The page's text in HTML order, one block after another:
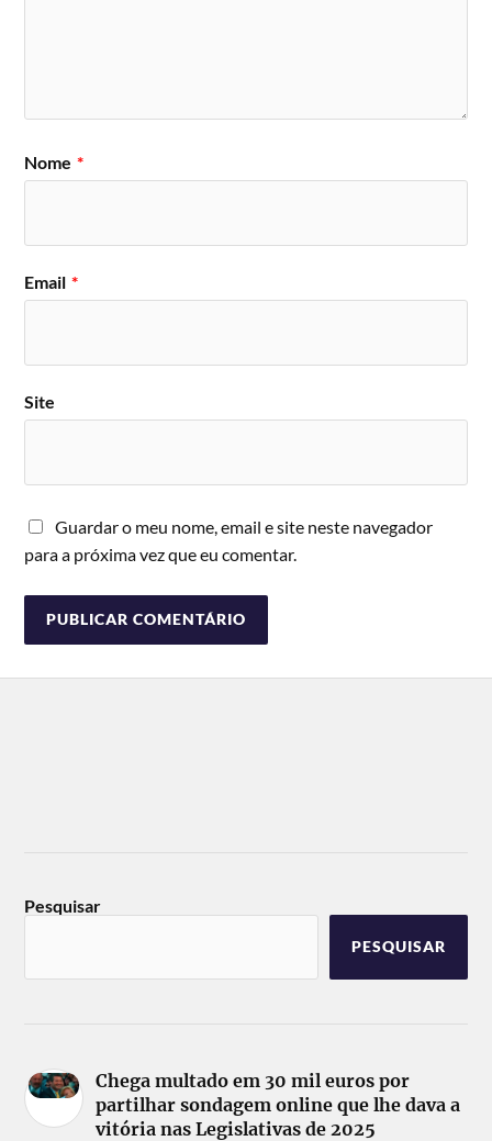
Nome *
Email *
Site
Guardar o meu nome, email e site neste navegador
para a próxima vez que eu comentar.
Pesquisar
PESQUISAR
Chega multado em 30 mil euros por
partilhar sondagem online que lhe dava a
vitória nas Legislativas de 2025